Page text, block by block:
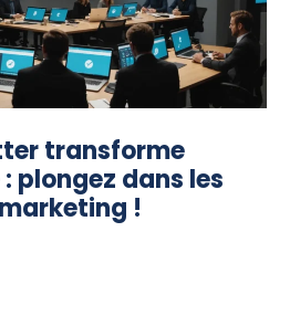
transforme
plongez dans les
!